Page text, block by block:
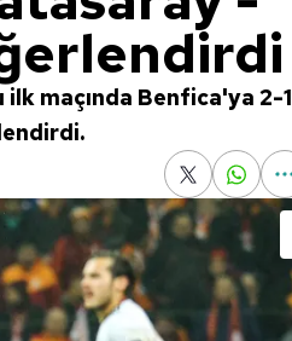
ilk maçında Benfica'ya 2-1